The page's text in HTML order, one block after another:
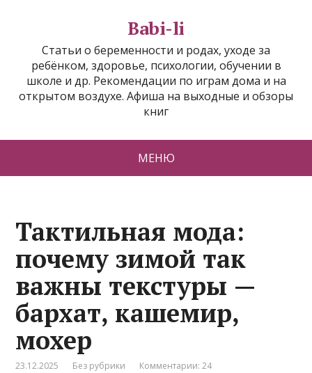
Babi-li
Статьи о беременности и родах, уходе за
ребёнком, здоровье, психологии, обучении в
школе и др. Рекомендации по играм дома и на
открытом воздухе. Афиша на выходные и обзоры
книг
МЕНЮ
Тактильная мода:
почему зимой так
важны текстуры —
бархат, кашемир,
мохер
23.12.2025 Без рубрики Комментарии: 24